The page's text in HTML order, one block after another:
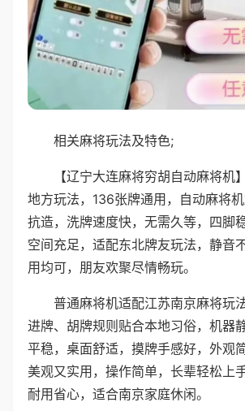
相关麻将玩法及特色;
【辽宁大连麻将穷胡自动麻将机
地方玩法，136张牌通用，自动麻将
抗造，洗牌速度快，无需久等，四脚
空间充足，适配东北牌友玩法，静音
用均可，朋友欢聚尽情畅玩。
普通麻将机适配江苏南京麻将玩
进牌、胡牌规则贴合本地习俗，机器
平稳，桌面舒适，摸牌手感好，外观
美观又实用，操作简单，长辈轻松上
耐用省心，适合南京家庭休闲。